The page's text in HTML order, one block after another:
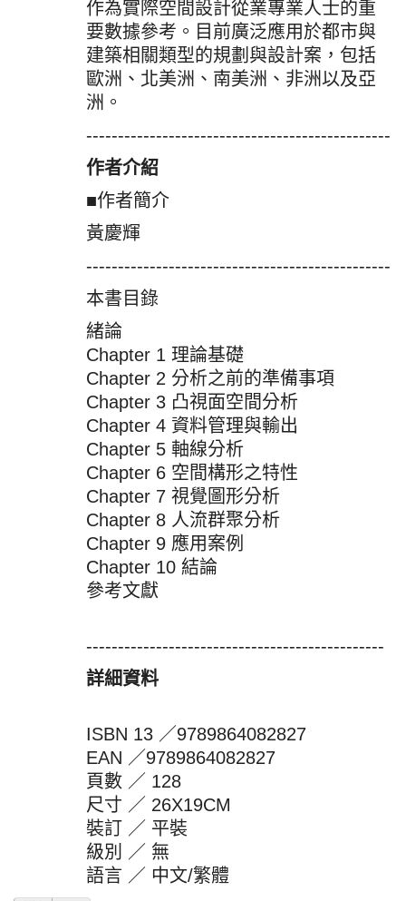
作為實際空間設計從業專業人士的重
要數據參考。目前廣泛應用於都市與
建築相關類型的規劃與設計案，包括
歐洲、北美洲、南美洲、非洲以及亞
洲。
------------------------------------------------
作者介紹
■作者簡介
黃慶輝
------------------------------------------------
本書目錄
緒論
Chapter 1 理論基礎
Chapter 2 分析之前的準備事項
Chapter 3 凸視面空間分析
Chapter 4 資料管理與輸出
Chapter 5 軸線分析
Chapter 6 空間構形之特性
Chapter 7 視覺圖形分析
Chapter 8 人流群聚分析
Chapter 9 應用案例
Chapter 10 結論
參考文獻
-----------------------------------------------
詳細資料
ISBN 13 ／9789864082827
EAN ／9789864082827
頁數 ／ 128
尺寸 ／ 26X19CM
裝訂 ／ 平裝
級別 ／ 無
語言 ／ 中文/繁體